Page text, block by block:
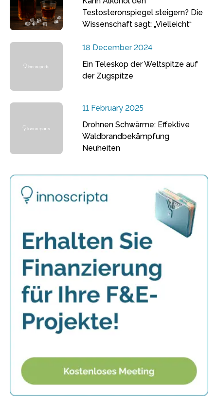
Testosteronspiegel steigern? Die
Wissenschaft sagt: „Vielleicht“
18 December 2024
Ein Teleskop der Weltspitze auf
der Zugspitze
11 February 2025
Drohnen Schwärme: Effektive
Waldbrandbekämpfung
Neuheiten